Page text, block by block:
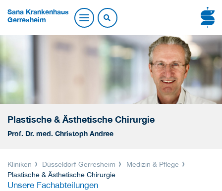
Sana Krankenhaus
Gerresheim
Plastische & Ästhetische Chirurgie
Prof. Dr. med. Christoph Andree
Kliniken Düsseldorf-Gerresheim
Medizin & Pflege
Plastische & Ästhetische Chirurgie
Unsere Fachabteilungen